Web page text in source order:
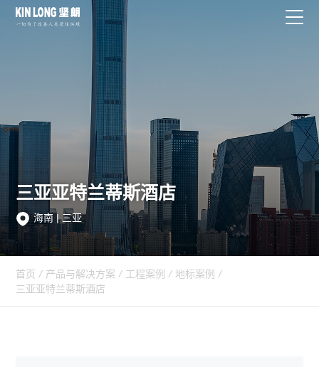
三亚亚特兰蒂斯酒店
海南 | 三亚
首页 / 产品与解决方案 / 工程案例 / 地标案例 /
三亚亚特兰蒂斯酒店